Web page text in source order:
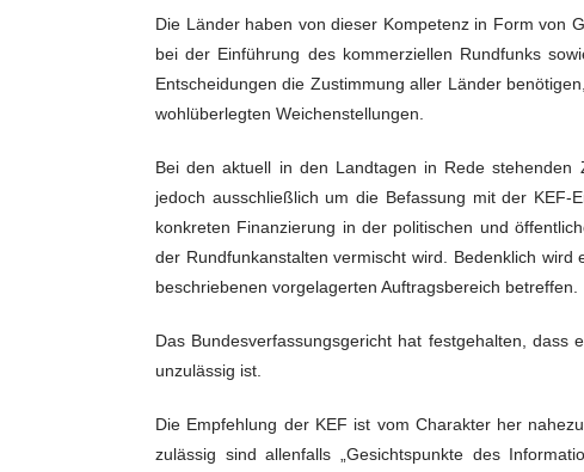
Die Länder haben von dieser Kompetenz in Form von
bei der Einführung des kommerziellen Rundfunks
Entscheidungen die Zustimmung aller Länder
wohlüberlegten Weichenstellungen.
Bei den aktuell in den Landtagen in Rede stehenden
jedoch ausschließlich um die Befassung mit der
konkreten Finanzierung in der politischen und
der Rundfunkanstalten vermischt wird. Bedenklich
beschriebenen vorgelagerten Auftragsbereich betreffen.
Das Bundesverfassungsgericht hat festgehalten,
unzulässig ist.
Die Empfehlung der KEF ist vom Charakter her
zulässig sind allenfalls „Gesichtspunkte des